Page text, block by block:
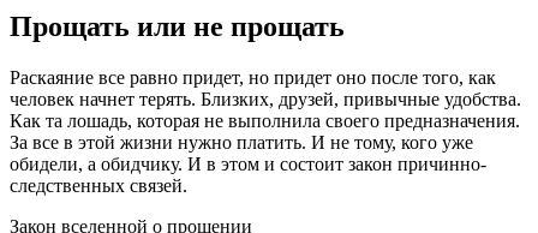
Прощать или не прощать
Раскаяние все равно придет, но придет оно после того, как
человек начнет терять. Близких, друзей, привычные удобства.
Как та лошадь, которая не выполнила своего предназначения.
За все в этой жизни нужно платить. И не тому, кого уже
обидели, а обидчику. И в этом и состоит закон причинно-
следственных связей.
Закон вселенной о прощении